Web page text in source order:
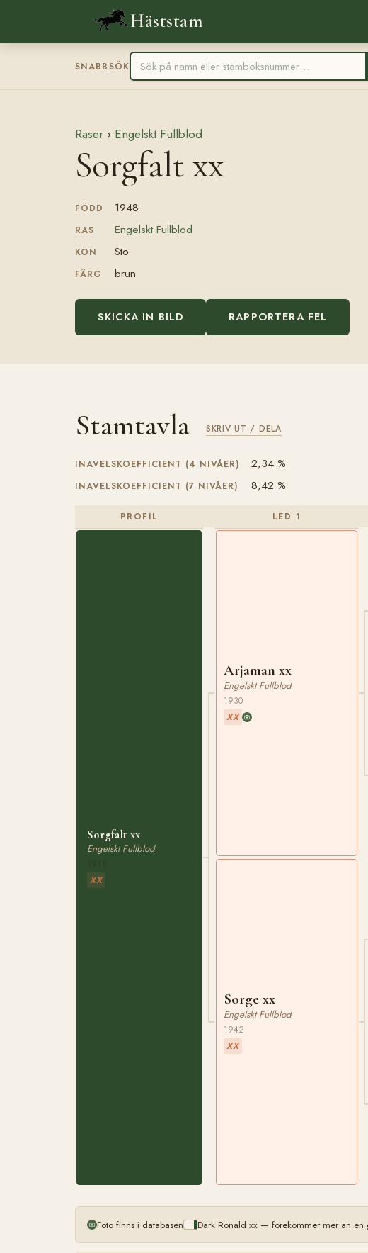
Häststam
SNABBSÖK
Raser › Engelskt Fullblod
Sorgfalt xx
FÖDD 1948
RAS Engelskt Fullblod
KÖN Sto
FÄRG brun
SKICKA IN BILD RAPPORTERA FEL
Stamtavla SKRIV UT / DELA
INAVELSKOEFFICIENT (4 NIVÅER) 2,34 %
INAVELSKOEFFICIENT (7 NIVÅER) 8,42 %
PROFIL
Sorgfalt xx
Engelskt Fullblod
XX
LED 1
Arjaman xx
Engelskt Fullblod
1930
XX
Sorge xx
Engelskt Fullblod
1942
XX
Foto finns i databasen Dark Ronald xx — förekommer mer än en